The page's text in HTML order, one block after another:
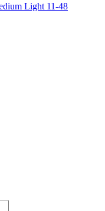
Light 11-48